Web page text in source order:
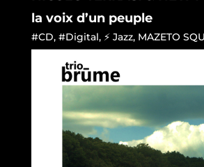
la voix d’un peuple
#CD, #Digital, ⚡ Jazz, MAZETO